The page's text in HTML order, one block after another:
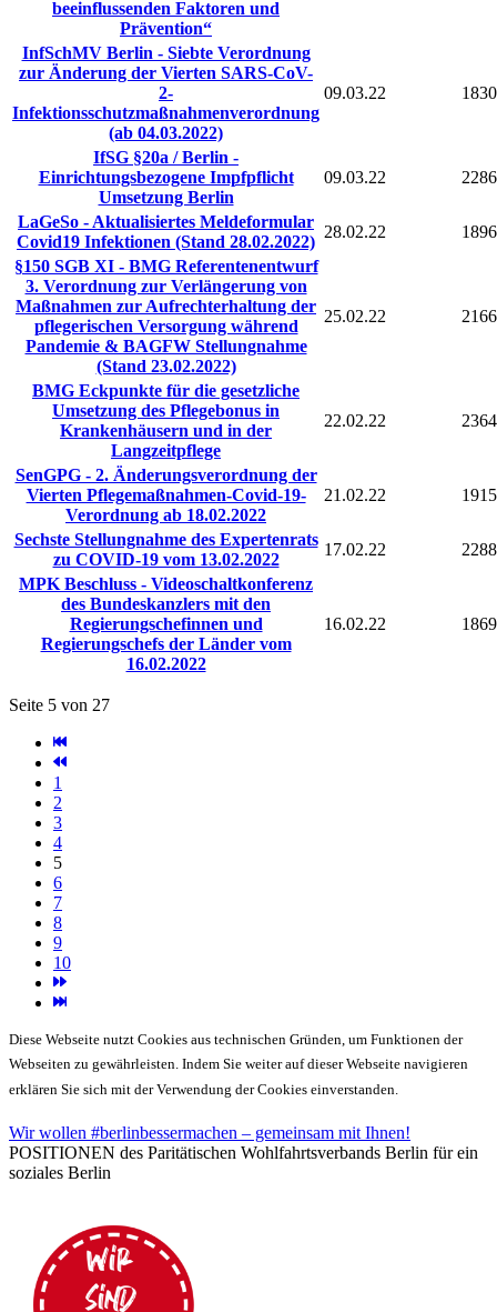
beeinflussenden Faktoren und
Prävention“
InfSchMV Berlin - Siebte Verordnung
zur Änderung der Vierten SARS-CoV-
2-
Infektionsschutzmaßnahmenverordnung
(ab 04.03.2022)
09.03.22 1830
IfSG §20a / Berlin -
Einrichtungsbezogene Impfpflicht
Umsetzung Berlin
09.03.22 2286
LaGeSo - Aktualisiertes Meldeformular
Covid19 Infektionen (Stand 28.02.2022)
28.02.22
1896
§150 SGB XI - BMG Referentenentwurf
3. Verordnung zur Verlängerung von
Maßnahmen zur Aufrechterhaltung der
pflegerischen Versorgung während
Pandemie & BAGFW Stellungnahme
(Stand 23.02.2022)
25.02.22 2166
BMG Eckpunkte für die gesetzliche
Umsetzung des Pflegebonus in
Krankenhäusern und in der
Langzeitpflege
22.02.22 2364
SenGPG - 2. Änderungsverordnung der
Vierten Pflegemaßnahmen-Covid-19-
Verordnung ab 18.02.2022
21.02.22 1915
Sechste Stellungnahme des Expertenrats
zu COVID-19 vom 13.02.2022
17.02.22
2288
MPK Beschluss - Videoschaltkonferenz
des Bundeskanzlers mit den
Regierungschefinnen und
Regierungschefs der Länder vom
16.02.2022
16.02.22 1869
Seite 5 von 27
1
2
3
4
5
6
7
8
9
10
Diese Webseite nutzt Cookies aus technischen Gründen, um Funktionen der
Webseiten zu gewährleisten. Indem Sie weiter auf dieser Webseite navigieren
erklären Sie sich mit der Verwendung der Cookies einverstanden.
Wir wollen #berlinbessermachen – gemeinsam mit Ihnen!
POSITIONEN des Paritätischen Wohlfahrtsverbands Berlin für ein
soziales Berlin